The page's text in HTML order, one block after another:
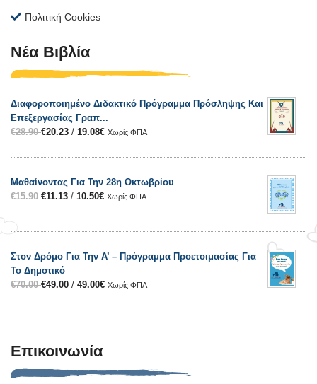
Πολιτική Cookies
Νέα Βιβλία
Διαφοροποιημένο Διδακτικό Πρόγραμμα Πρόσληψης Και
Επεξεργασίας Γραπ...
€28.90€20.23 / 19.08€ Χωρίς ΦΠΑ
Μαθαίνοντας Για Την 28η Οκτωβρίου
€15.90€11.13 / 10.50€ Χωρίς ΦΠΑ
Στον Δρόμο Για Την Α’ – Πρόγραμμα Προετοιμασίας Για
Το Δημοτικό
€70.00€49.00 / 49.00€ Χωρίς ΦΠΑ
Επικοινωνία